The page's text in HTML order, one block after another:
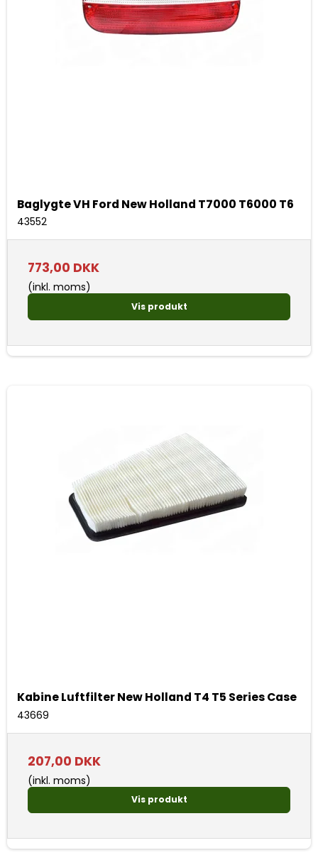
Baglygte VH Ford New Holland T7000 T6000 T6
43552
773,00 DKK
(inkl. moms)
Vis produkt
Kabine Luftfilter New Holland T4 T5 Series Case
43669
207,00 DKK
(inkl. moms)
Vis produkt